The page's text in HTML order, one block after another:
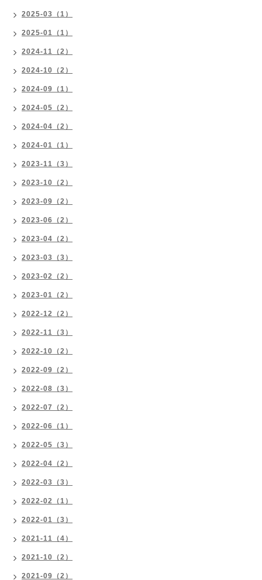
2025-03（1）
2025-01（1）
2024-11（2）
2024-10（2）
2024-09（1）
2024-05（2）
2024-04（2）
2024-01（1）
2023-11（3）
2023-10（2）
2023-09（2）
2023-06（2）
2023-04（2）
2023-03（3）
2023-02（2）
2023-01（2）
2022-12（2）
2022-11（3）
2022-10（2）
2022-09（2）
2022-08（3）
2022-07（2）
2022-06（1）
2022-05（3）
2022-04（2）
2022-03（3）
2022-02（1）
2022-01（3）
2021-11（4）
2021-10（2）
2021-09（2）